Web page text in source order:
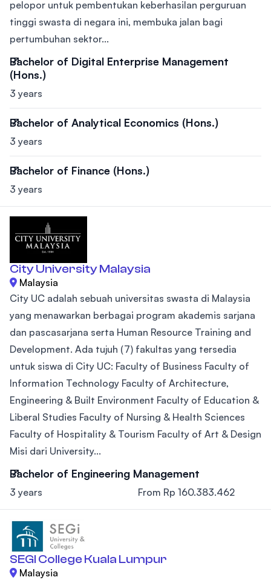
pelopor untuk pembentukan keberhasilan perguruan
tinggi swasta di negara ini, membuka jalan bagi
pertumbuhan sektor...
Bachelor of Digital Enterprise Management
(Hons.)
3 years
Bachelor of Analytical Economics (Hons.)
3 years
Bachelor of Finance (Hons.)
3 years
City University Malaysia
Malaysia
City UC adalah sebuah universitas swasta di Malaysia
yang menawarkan berbagai program akademis sarjana
dan pascasarjana serta Human Resource Training and
Development. Ada tujuh (7) fakultas yang tersedia
untuk siswa di City UC: Faculty of Business Faculty of
Information Technology Faculty of Architecture,
Engineering & Built Environment Faculty of Education &
Liberal Studies Faculty of Nursing & Health Sciences
Faculty of Hospitality & Tourism Faculty of Art & Design
Misi dari University...
Bachelor of Engineering Management
3 years From Rp 160.383.462
SEGI College Kuala Lumpur
Malaysia